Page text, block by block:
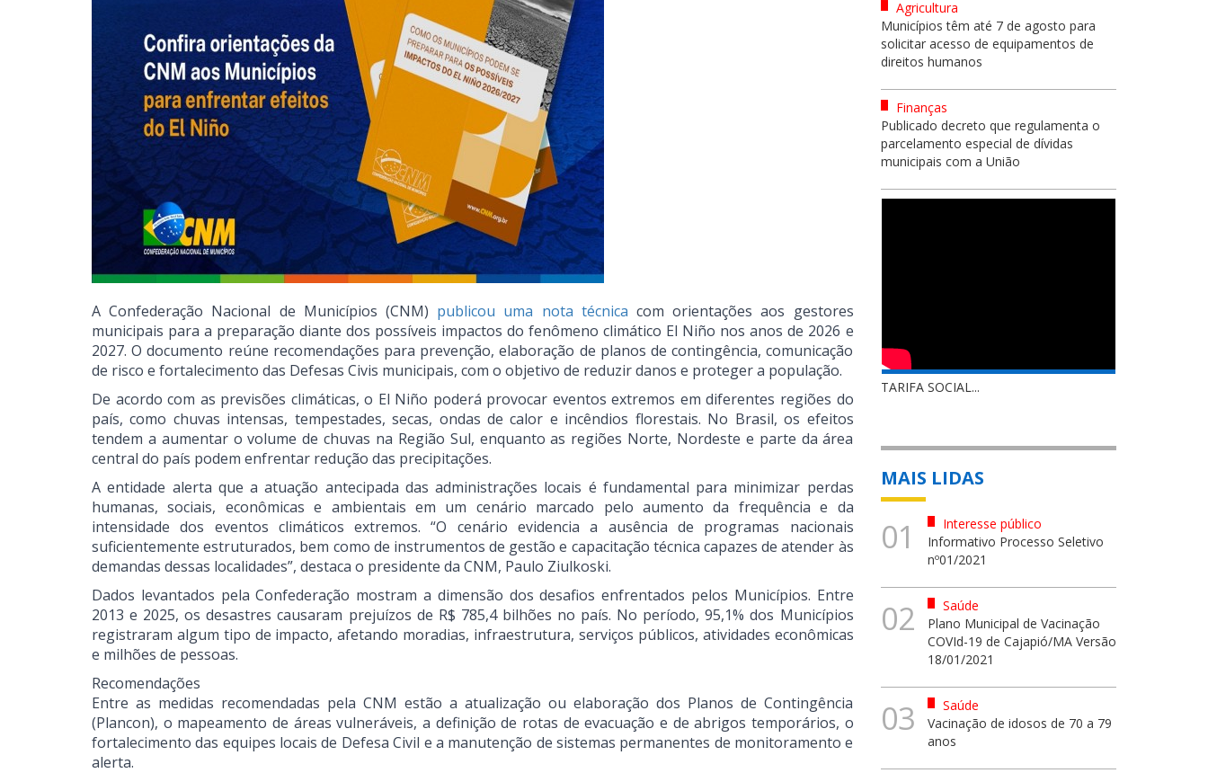
A Confederação Nacional de Municípios (CNM) publicou uma nota técnica com orientações aos gestores
municipais para a preparação diante dos possíveis impactos do fenômeno climático El Niño nos anos de 2026 e
2027. O documento reúne recomendações para prevenção, elaboração de planos de contingência, comunicação
de risco e fortalecimento das Defesas Civis municipais, com o objetivo de reduzir danos e proteger a população.
De acordo com as previsões climáticas, o El Niño poderá provocar eventos extremos em diferentes regiões do
país, como chuvas intensas, tempestades, secas, ondas de calor e incêndios florestais. No Brasil, os efeitos
tendem a aumentar o volume de chuvas na Região Sul, enquanto as regiões Norte, Nordeste e parte da área
central do país podem enfrentar redução das precipitações.
A entidade alerta que a atuação antecipada das administrações locais é fundamental para minimizar perdas
humanas, sociais, econômicas e ambientais em um cenário marcado pelo aumento da frequência e da
intensidade dos eventos climáticos extremos. “O cenário evidencia a ausência de programas nacionais
suficientemente estruturados, bem como de instrumentos de gestão e capacitação técnica capazes de atender às
demandas dessas localidades”, destaca o presidente da CNM, Paulo Ziulkoski.
Dados levantados pela Confederação mostram a dimensão dos desafios enfrentados pelos Municípios. Entre
2013 e 2025, os desastres causaram prejuízos de R$ 785,4 bilhões no país. No período, 95,1% dos Municípios
registraram algum tipo de impacto, afetando moradias, infraestrutura, serviços públicos, atividades econômicas
e milhões de pessoas.
Recomendações
Entre as medidas recomendadas pela CNM estão a atualização ou elaboração dos Planos de Contingência
(Plancon), o mapeamento de áreas vulneráveis, a definição de rotas de evacuação e de abrigos temporários, o
fortalecimento das equipes locais de Defesa Civil e a manutenção de sistemas permanentes de monitoramento e
alerta.
Agricultura
Municípios têm até 7 de agosto para
solicitar acesso de equipamentos de
direitos humanos
Finanças
Publicado decreto que regulamenta o
parcelamento especial de dívidas
municipais com a União
TARIFA SOCIAL...
MAIS LIDAS
01
Interesse público
Informativo Processo Seletivo
nº01/2021
02
Saúde
Plano Municipal de Vacinação
COVId-19 de Cajapió/MA Versão
18/01/2021
03
Saúde
Vacinação de idosos de 70 a 79
anos